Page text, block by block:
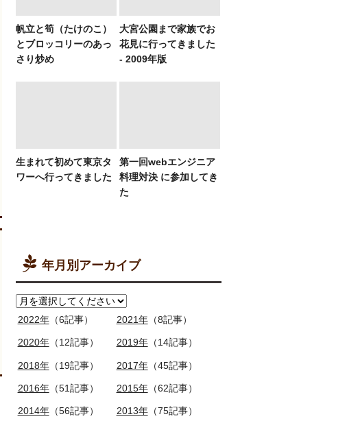
帆立と筍（たけのこ）
とブロッコリーのあっ
さり炒め
大宮公園まで家族でお
花見に行ってきました
- 2009年版
生まれて初めて東京タ
ワーへ行ってきました
第一回webエンジニア
料理対決 に参加してき
た
年月別アーカイブ
2022年（6記事） 2021年（8記事）
2020年（12記事） 2019年（14記事）
2018年（19記事） 2017年（45記事）
2016年（51記事） 2015年（62記事）
2014年（56記事） 2013年（75記事）